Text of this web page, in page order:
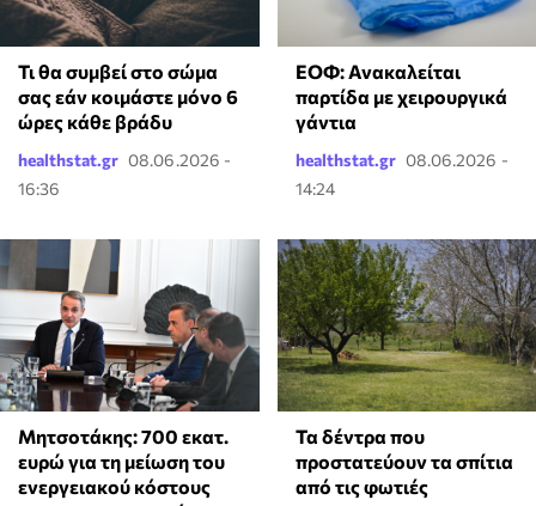
Τι θα συμβεί στο σώμα
σας εάν κοιμάστε μόνο 6
ώρες κάθε βράδυ
healthstat.gr 08.06.2026 -
16:36
ΕΟΦ: Ανακαλείται
παρτίδα με χειρουργικά
γάντια
healthstat.gr 08.06.2026 -
14:24
Μητσοτάκης: 700 εκατ.
ευρώ για τη μείωση του
ενεργειακού κόστους
Τα δέντρα που
προστατεύουν τα σπίτια
από τις φωτιές